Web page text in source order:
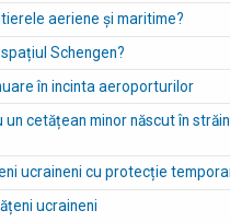
aeriene și maritime?
Schengen?
în incinta aeroporturilor
cetățean minor născut în
ucraineni cu protecție
ucraineni